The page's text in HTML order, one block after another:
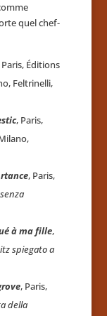
quel chef-
Paris, Éditions
Feltrinelli,
, Paris,
, Paris,
à ma fille,
spiegato a
, Paris,
della